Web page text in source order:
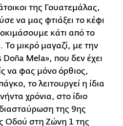
της Γουατεμάλας,
να μας φτιάξει το κέφι
κάτι από το
Το μικρό μαγαζί, με την
Mela», που δεν έχει
να φας μόνο όρθιος,
το λειτουργεί η ίδια
χρόνια, στο ίδιο
της 9ης
Οδού στη Ζώνη 1 της